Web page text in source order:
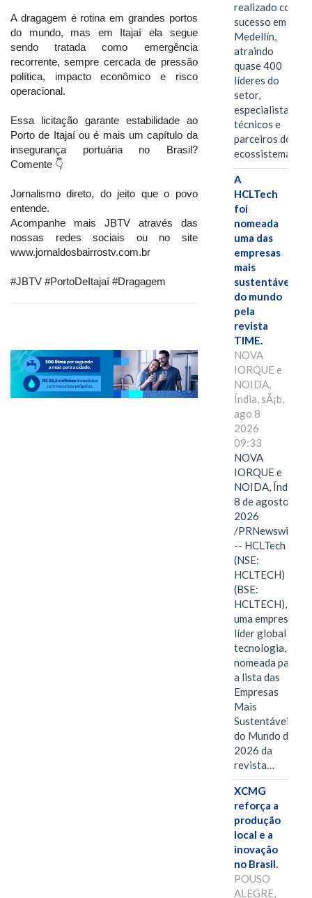
A dragagem é rotina em grandes portos
do mundo, mas em Itajaí ela segue
sendo tratada como emergência
recorrente, sempre cercada de pressão
política, impacto econômico e risco
operacional.
Essa licitação garante estabilidade ao
Porto de Itajaí ou é mais um capítulo da
insegurança portuária no Brasil?
Comente 👇
Jornalismo direto, do jeito que o povo
entende.
Acompanhe mais JBTV através das
nossas redes sociais ou no site
www.jornaldosbairrostv.com.br
#JBTV #PortoDeItajaí #Dragagem
realizado com
sucesso em
Medellín,
atraindo
quase 400
líderes do
setor,
especialistas
técnicos e
parceiros do
ecossistema.…
A
HCLTech
foi
nomeada
uma das
empresas
mais
sustentáveis
do mundo
pela
revista
TIME.
NOVA
IORQUE e
NOIDA,
Índia, sÃ¡b,
ago 8
2026
09:33
NOVA
IORQUE e
NOIDA, Índia,
8 de agosto de
2026
/PRNewswire/
-- HCLTech
(NSE:
HCLTECH)
(BSE:
HCLTECH),
uma empresa
líder global em
tecnologia, foi
nomeada para
a lista das
Empresas
Mais
Sustentáveis
do Mundo de
2026 da
revista…
XCMG
reforça a
produção
local e a
inovação
no Brasil.
POUSO
ALEGRE,